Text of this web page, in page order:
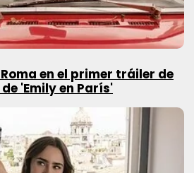
en el primer tráiler de
'Emily en París'